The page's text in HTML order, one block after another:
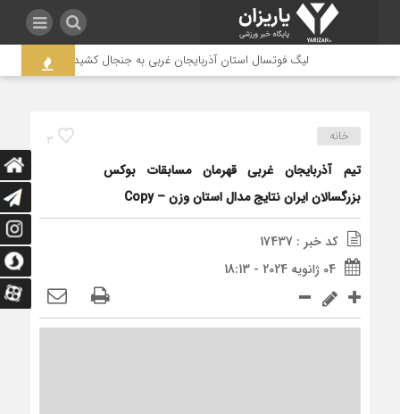
لیگ فوتسال استان آذربایجان غربی به جنجال کشیده شد / لزوم
3 خانه
تیم آذربایجان غربی قهرمان مسابقات بوکس
بزرگسالان ایران نتایج مدال استان وزن – Copy
کد خبر : 17437
04 ژانویه 2024 - 18:13